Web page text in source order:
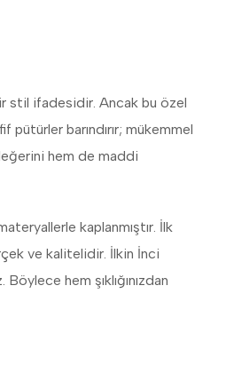
stil ifadesidir. Ancak bu özel
barındırır; mükemmel
hem de maddi
kaplanmıştır. İlk
ve kalitelidir. İlkin İnci
hem şıklığınızdan